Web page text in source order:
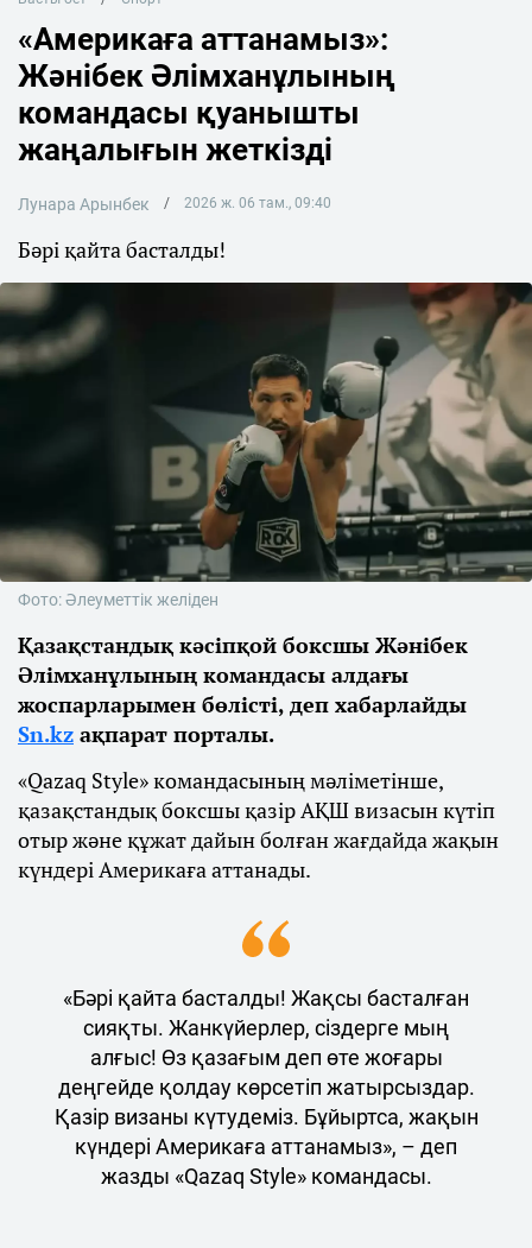
«Америкаға аттанамыз»:
Жәнібек Әлімханұлының
командасы қуанышты
жаңалығын жеткізді
Лунара Арынбек 2026 ж. 06 там., 09:40
Бәрі қайта басталды!
Фото: Әлеуметтік желіден
Қазақстандық кәсіпқой боксшы Жәнібек
Әлімханұлының командасы алдағы
жоспарларымен бөлісті, деп хабарлайды
Sn.kz ақпарат порталы.
«Qazaq Style» командасының мәліметінше,
қазақстандық боксшы қазір АҚШ визасын күтіп
отыр және құжат дайын болған жағдайда жақын
күндері Америкаға аттанады.
«Бәрі қайта басталды! Жақсы басталған
сияқты. Жанкүйерлер, сіздерге мың
алғыс! Өз қазағым деп өте жоғары
деңгейде қолдау көрсетіп жатырсыздар.
Қазір визаны күтудеміз. Бұйыртса, жақын
күндері Америкаға аттанамыз», – деп
жазды «Qazaq Style» командасы.